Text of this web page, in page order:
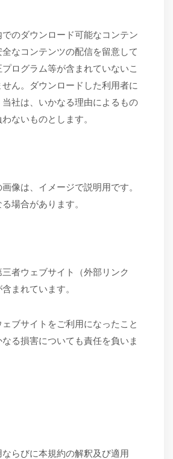
でのダウンロード可能なコンテン
なコンテンツの配信を留意して
ログラム等が含まれていないこ
ん。ダウンロードした利用者に
社は、いかなる理由によるもの
ないものとします。
像は、イメージで説明用です。
場合があります。
者ウェブサイト（外部リンク
まれています。
ブサイトをご利用になったこと
る損害についても責任を負いま
らびに本規約の解釈及び適用